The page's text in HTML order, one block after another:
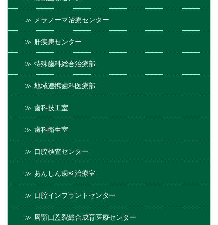
メラノーマ治療センター
肝疾患センター
特殊歯科総合治療部
地域連携歯科医療部
歯科技工室
歯科衛生室
口腔検査センター
あんしん歯科治療室
口腔インプラントセンター
唇顎口蓋裂総合成育医療センター